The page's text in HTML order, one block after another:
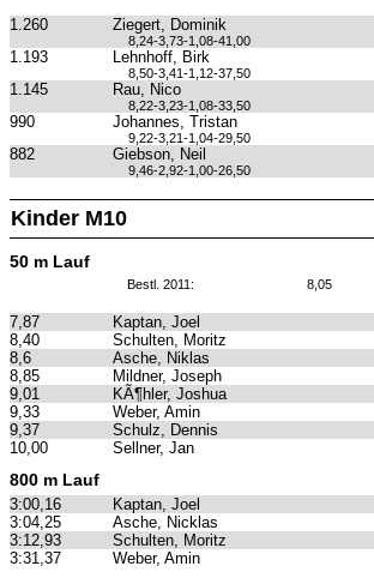
1.260 Ziegert, Dominik
8,24-3,73-1,08-41,00
1.193 Lehnhoff, Birk
8,50-3,41-1,12-37,50
1.145 Rau, Nico
8,22-3,23-1,08-33,50
990 Johannes, Tristan
9,22-3,21-1,04-29,50
882 Giebson, Neil
9,46-2,92-1,00-26,50
Kinder M10
50 m Lauf
Bestl. 2011: 8,05
7,87 Kaptan, Joel
8,40
Schulten, Moritz
8,6
Asche, Niklas
8,85
Mildner, Joseph
9,01
KÃ¶hler, Joshua
9,33
Weber, Amin
9,37
Schulz, Dennis
10,00
Sellner, Jan
800 m Lauf
3:00,16 Kaptan, Joel
3:04,25
Asche, Nicklas
3:12,93
Schulten, Moritz
3:31,37
Weber, Amin